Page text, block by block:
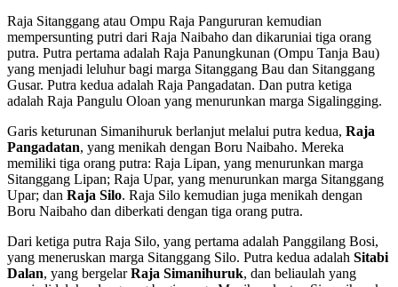
Raja Sitanggang atau Ompu Raja Pangururan kemudian
mempersunting putri dari Raja Naibaho dan dikaruniai tiga orang
putra. Putra pertama adalah Raja Panungkunan (Ompu Tanja Bau)
yang menjadi leluhur bagi marga Sitanggang Bau dan Sitanggang
Gusar. Putra kedua adalah Raja Pangadatan. Dan putra ketiga
adalah Raja Pangulu Oloan yang menurunkan marga Sigalingging.
Garis keturunan Simanihuruk berlanjut melalui putra kedua, Raja
Pangadatan, yang menikah dengan Boru Naibaho. Mereka
memiliki tiga orang putra: Raja Lipan, yang menurunkan marga
Sitanggang Lipan; Raja Upar, yang menurunkan marga Sitanggang
Upar; dan Raja Silo. Raja Silo kemudian juga menikah dengan
Boru Naibaho dan diberkati dengan tiga orang putra.
Dari ketiga putra Raja Silo, yang pertama adalah Panggilang Bosi,
yang meneruskan marga Sitanggang Silo. Putra kedua adalah Sitabi
Dalan, yang bergelarRaja Simanihuruk, dan beliaulah yang